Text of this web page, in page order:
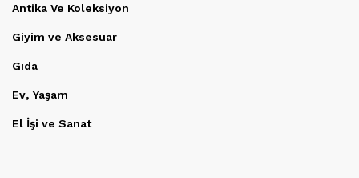
Antika Ve Koleksiyon
Giyim ve Aksesuar
Gıda
Ev, Yaşam
El İşi ve Sanat